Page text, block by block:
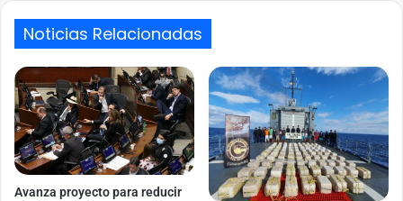
Noticias Relacionadas
Avanza proyecto para reducir